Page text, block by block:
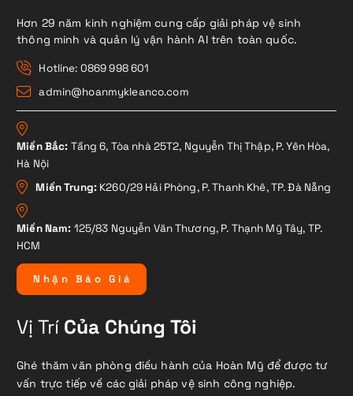
Hơn 29 năm kinh nghiệm cung cấp giải pháp vệ sinh
thông minh và quản lý vận hành AI trên toàn quốc.
Hotline: 0869 998 601
admin@hoanmykleanco.com
Miền Bắc: Tầng 6, Tòa nhà 25T2, Nguyễn Thị Thập, P. Yên Hòa,
Hà Nội
Miền Trung: K260/29 Hải Phòng, P. Thanh Khê, TP. Đà Nẵng
Miền Nam: 125/83 Nguyễn Văn Thương, P. Thạnh Mỹ Tây, TP.
HCM
N hậ n B á o G i á
Vị TríCủa Chúng Tôi
Ghé thăm văn phòng điều hành của Hoàn Mỹ để được tư
vấn trực tiếp về các giải pháp vệ sinh công nghiệp.